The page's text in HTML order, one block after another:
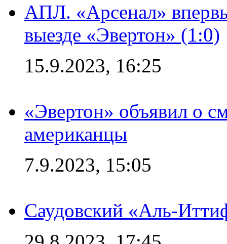
АПЛ. «Арсенал»
выезде «Эвертон» (1:0)
15.9.2023, 16:25
«Эвертон» объявил о
американцы
7.9.2023, 15:05
Саудовский «Аль-